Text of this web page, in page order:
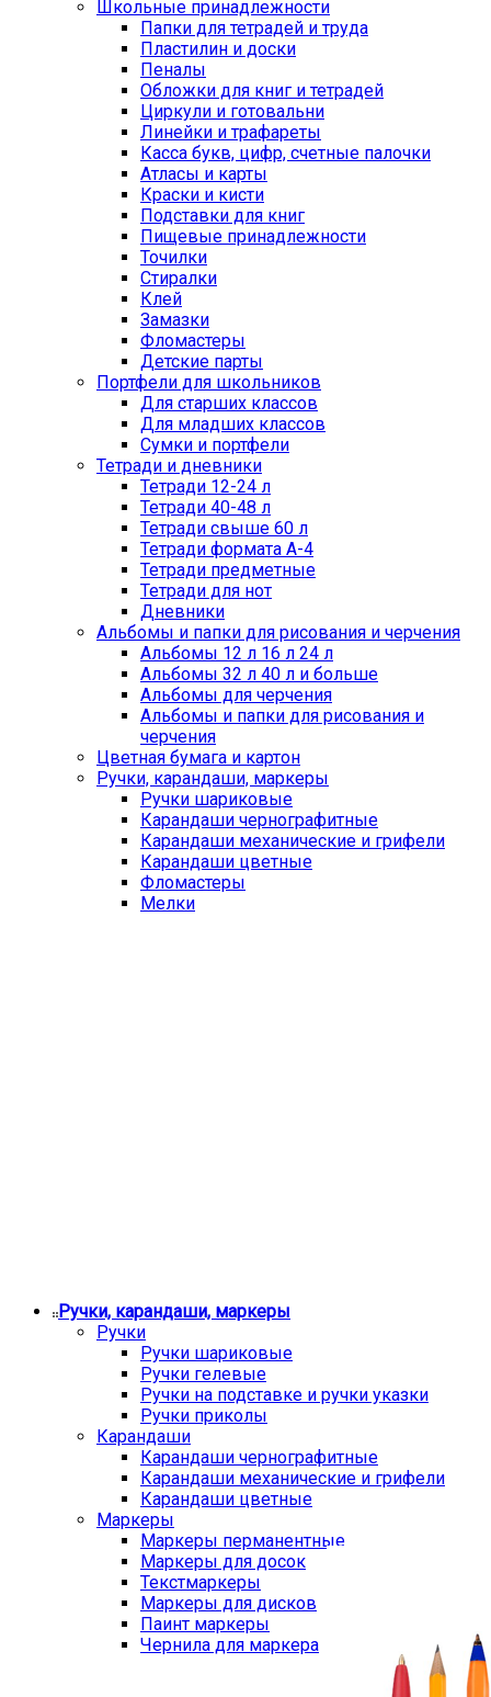
Школьные принадлежности
Папки для тетрадей и труда
Пластилин и доски
Пеналы
Обложки для книг и тетрадей
Циркули и готовальни
Линейки и трафареты
Касса букв, цифр, счетные палочки
Атласы и карты
Краски и кисти
Подставки для книг
Пищевые принадлежности
Точилки
Стиралки
Клей
Замазки
Фломастеры
Детские парты
Портфели для школьников
Для старших классов
Для младших классов
Сумки и портфели
Тетради и дневники
Тетради 12-24 л
Тетради 40-48 л
Тетради свыше 60 л
Тетради формата А-4
Тетради предметные
Тетради для нот
Дневники
Альбомы и папки для рисования и черчения
Альбомы 12 л 16 л 24 л
Альбомы 32 л 40 л и больше
Альбомы для черчения
Альбомы и папки для рисования и
черчения
Цветная бумага и картон
Ручки, карандаши, маркеры
Ручки шариковые
Карандаши чернографитные
Карандаши механические и грифели
Карандаши цветные
Фломастеры
Мелки
Ручки, карандаши, маркеры
Ручки
Ручки шариковые
Ручки гелевые
Ручки на подставке и ручки указки
Ручки приколы
Карандаши
Карандаши чернографитные
Карандаши механические и грифели
Карандаши цветные
Маркеры
Маркеры перманентные
Маркеры для досок
Текстмаркеры
Маркеры для дисков
Паинт маркеры
Чернила для маркера